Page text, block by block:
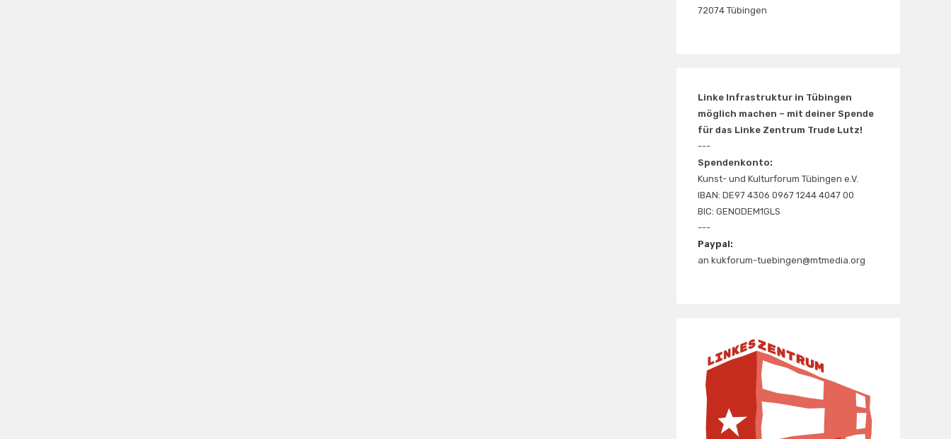
72074 Tübingen
Linke Infrastruktur in Tübingen
möglich machen – mit deiner Spende
für das Linke Zentrum Trude Lutz!
---
Spendenkonto:
Kunst- und Kulturforum Tübingen e.V.
IBAN: DE97 4306 0967 1244 4047 00
BIC: GENODEM1GLS
---
Paypal:
an kukforum-tuebingen@mtmedia.org